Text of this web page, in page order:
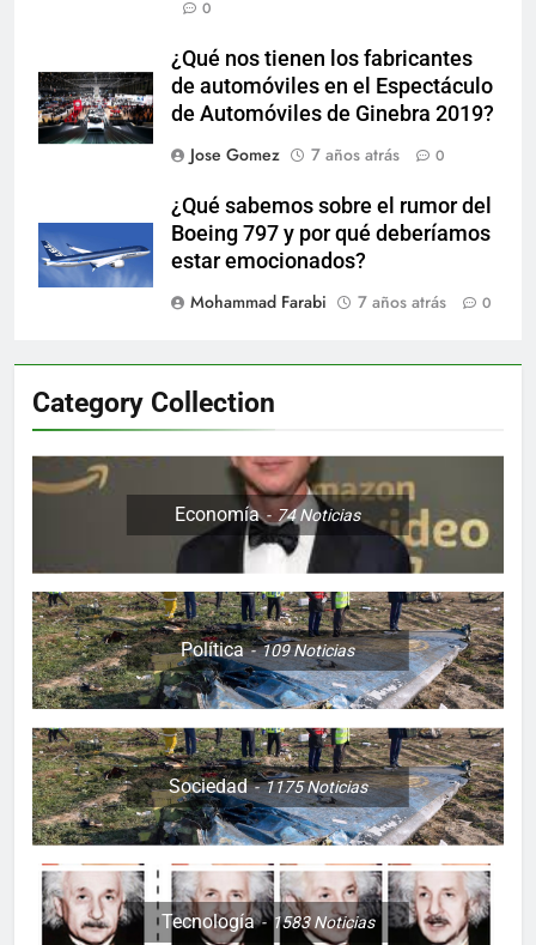
0
¿Qué nos tienen los fabricantes
de automóviles en el Espectáculo
de Automóviles de Ginebra 2019?
Jose Gomez
7 años atrás 0
¿Qué sabemos sobre el rumor del
Boeing 797 y por qué deberíamos
estar emocionados?
Mohammad Farabi
7 años atrás 0
Category Collection
Economía 74Noticias
Política 109Noticias
Sociedad 1175Noticias
Tecnología 1583Noticias